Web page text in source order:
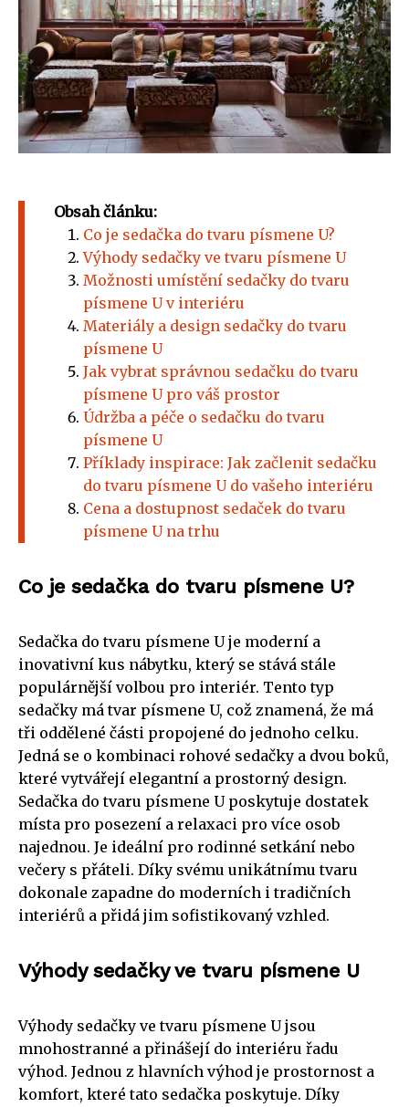
Obsah článku:
Co je sedačka do tvaru písmene U?
Výhody sedačky ve tvaru písmene U
Možnosti umístění sedačky do tvaru
písmene U v interiéru
Materiály a design sedačky do tvaru
písmene U
Jak vybrat správnou sedačku do tvaru
písmene U pro váš prostor
Údržba a péče o sedačku do tvaru
písmene U
Příklady inspirace: Jak začlenit sedačku
do tvaru písmene U do vašeho interiéru
Cena a dostupnost sedaček do tvaru
písmene U na trhu
Co je sedačka do tvaru písmene U?
Sedačka do tvaru písmene U je moderní a
inovativní kus nábytku, který se stává stále
populárnější volbou pro interiér. Tento typ
sedačky má tvar písmene U, což znamená, že má
tři oddělené části propojené do jednoho celku.
Jedná se o kombinaci rohové sedačky a dvou boků,
které vytvářejí elegantní a prostorný design.
Sedačka do tvaru písmene U poskytuje dostatek
místa pro posezení a relaxaci pro více osob
najednou. Je ideální pro rodinné setkání nebo
večery s přáteli. Díky svému unikátnímu tvaru
dokonale zapadne do moderních i tradičních
interiérů a přidá jim sofistikovaný vzhled.
Výhody sedačky ve tvaru písmene U
Výhody sedačky ve tvaru písmene U jsou
mnohostranné a přinášejí do interiéru řadu
výhod. Jednou z hlavních výhod je prostornost a
komfort, které tato sedačka poskytuje. Díky